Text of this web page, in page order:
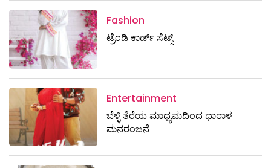
Fashion
ಟ್ರೆಂಡಿ ಕಾರ್ಡ್‌ ಸೆಟ್ಸ್
Entertainment
ಬೆಳ್ಳಿ ತೆರೆಯ ಮಾಧ್ಯಮದಿಂದ ಧಾರಾಳ
ಮನರಂಜನೆ